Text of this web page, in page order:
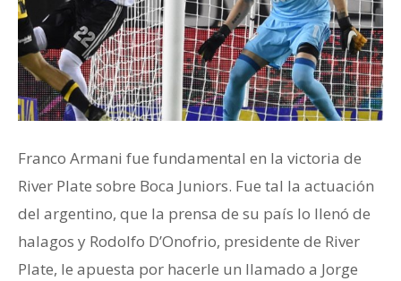
Franco Armani fue fundamental en la victoria de
River Plate sobre Boca Juniors. Fue tal la actuación
del argentino, que la prensa de su país lo llenó de
halagos y Rodolfo D’Onofrio, presidente de River
Plate, le apuesta por hacerle un llamado a Jorge